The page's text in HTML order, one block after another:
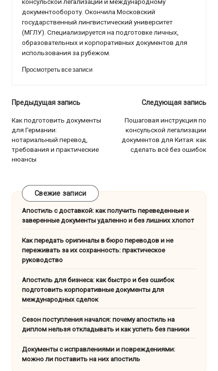
документообороту. Окончила Московский
государственный лингвистический университет
(МГЛУ). Специализируется на подготовке личных,
образовательных и корпоративных документов для
использования за рубежом.
Просмотреть все записи
Навигация
по
записям
Предыдущая запись
Как подготовить документы
для Германии:
нотариальный перевод,
требования и практические
нюансы
Следующая запись
Пошаговая инструкция по
консульской легализации
документов для Китая: как
сделать всё без ошибок
Свежие записи
Апостиль с доставкой: как получить переведенные и
заверенные документы удаленно и без лишних хлопот
Как передать оригиналы в бюро переводов и не
переживать за их сохранность: практическое
руководство
Апостиль для бизнеса: как быстро и без ошибок
подготовить корпоративные документы для
международных сделок
Сезон поступления начался: почему апостиль на
диплом нельзя откладывать и как успеть без паники
Документы с исправлениями и повреждениями:
можно ли поставить на них апостиль